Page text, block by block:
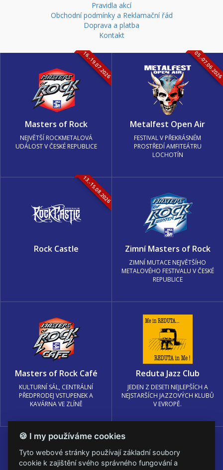
Pravidla akcí
Obchodní podmínky a Reklamační řád
Doprava a platba
Kontakt
16.-19.07.2026
Masters of Rock
NEJVĚTŠÍ ROCKMETALOVÁ
UDÁLOST V ČESKÉ REPUBLICE
05.-
Metalfest Open Air
FESTIVAL V PŘEKRÁSNÉM
PROSTŘEDÍ AMFITEÁTRU
LOCHOTÍN
13.-15.08.2026
Rock Castle Zimní Masters of Rock
ZIMNÍ MUTACE NEJVĚTŠÍHO
METALOVÉHO FESTIVALU V ČESKÉ
REPUBLICE
Masters of Rock Café
KULTURNÍ SÁL, CENTRÁLNÍ
PŘEDPRODEJ VSTUPENEK A
KAVÁRNA VE ZLÍNĚ
Reduta Jazz Club
JEDEN Z DESETI NEJLEPŠÍCH A
NEJSTARŠÍCH JAZZOVÝCH KLUBŮ
V EVROPĚ.
🍪 I my používáme cookies
Tyto webové stránky používají základní soubory
cookie k zajištění svého správného fungování a